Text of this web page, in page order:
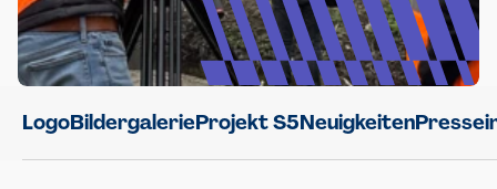
LogoBildergalerieProjekt S5Neuigkeiten